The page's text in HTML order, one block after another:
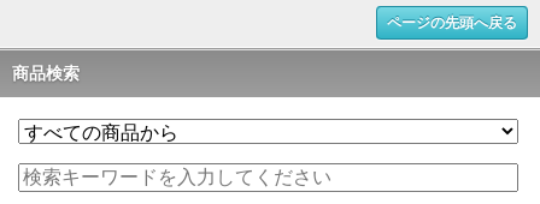
ページの先頭へ戻る
商品検索